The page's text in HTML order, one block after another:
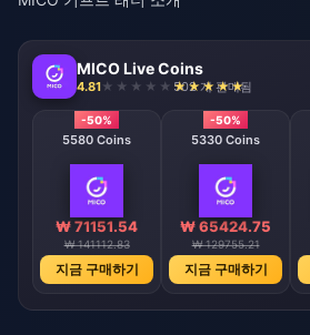
MICO Live Coins
4.81 502 개 판매됨
-50%
5580 Coins
₩ 71151.54
₩ 141112.83
지금 구매하기
-50%
5330 Coins
₩ 65424.75
₩ 129755.21
지금 구매하기